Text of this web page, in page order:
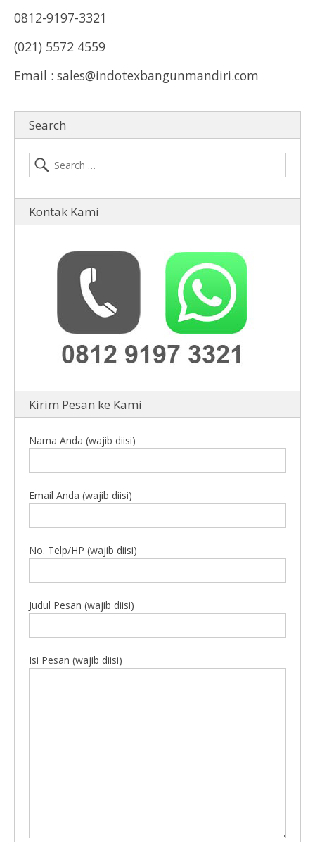
0812-9197-3321
(021) 5572 4559
Email : sales@indotexbangunmandiri.com
Search
Kontak Kami
Kirim Pesan ke Kami
Nama Anda (wajib diisi)
Email Anda (wajib diisi)
No. Telp/HP (wajib diisi)
Judul Pesan (wajib diisi)
Isi Pesan (wajib diisi)